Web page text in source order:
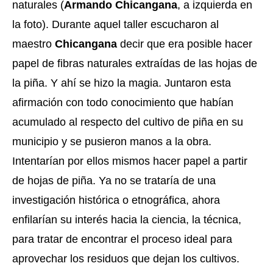
naturales (Armando Chicangana, a izquierda en
la foto). Durante aquel taller escucharon al
maestro Chicangana decir que era posible hacer
papel de fibras naturales extraídas de las hojas de
la piña. Y ahí se hizo la magia. Juntaron esta
afirmación con todo conocimiento que habían
acumulado al respecto del cultivo de piña en su
municipio y se pusieron manos a la obra.
Intentarían por ellos mismos hacer papel a partir
de hojas de piña. Ya no se trataría de una
investigación histórica o etnográfica, ahora
enfilarían su interés hacia la ciencia, la técnica,
para tratar de encontrar el proceso ideal para
aprovechar los residuos que dejan los cultivos.